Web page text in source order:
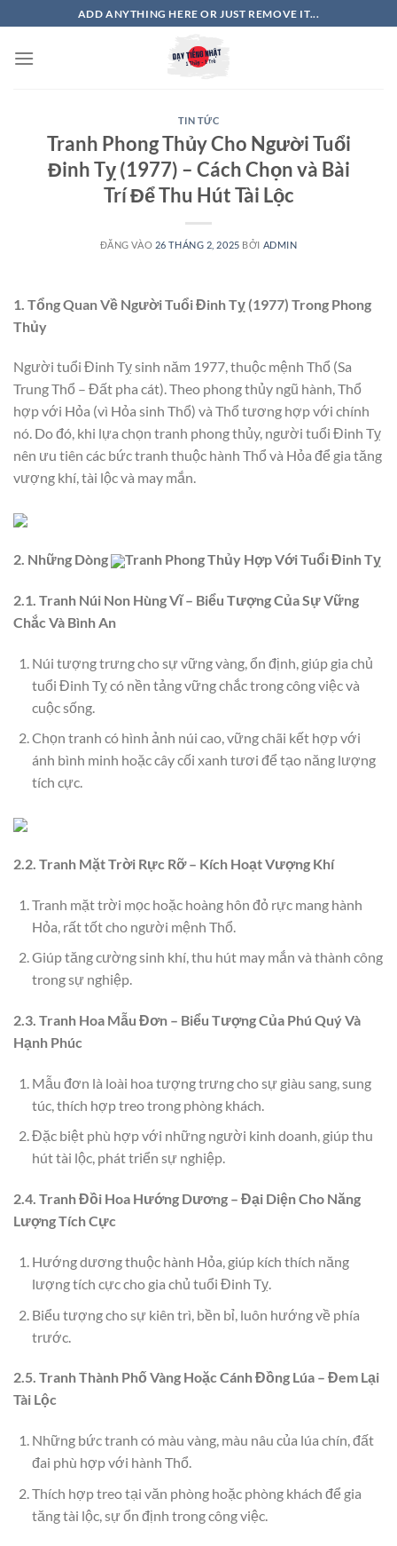
qua
nội
ADD ANYTHING HERE OR JUST REMOVE IT...
TIN TỨC
Tranh Phong Thủy Cho Người Tuổi
Đinh Tỵ (1977) – Cách Chọn và Bài
Trí Để Thu Hút Tài Lộc
ĐĂNG VÀO 26 THÁNG 2, 2025 BỞI ADMIN
1. Tổng Quan Về Người Tuổi Đinh Tỵ (1977) Trong Phong
Thủy
Người tuổi Đinh Tỵ sinh năm 1977, thuộc mệnh Thổ (Sa
Trung Thổ – Đất pha cát). Theo phong thủy ngũ hành, Thổ
hợp với Hỏa (vì Hỏa sinh Thổ) và Thổ tương hợp với chính
nó. Do đó, khi lựa chọn tranh phong thủy, người tuổi Đinh Tỵ
nên ưu tiên các bức tranh thuộc hành Thổ và Hỏa để gia tăng
vượng khí, tài lộc và may mắn.
2. Những Dòng Tranh Phong Thủy Hợp Với Tuổi Đinh Tỵ
2.1. Tranh Núi Non Hùng Vĩ – Biểu Tượng Của Sự Vững
Chắc Và Bình An
Núi tượng trưng cho sự vững vàng, ổn định, giúp gia chủ
tuổi Đinh Tỵ có nền tảng vững chắc trong công việc và
cuộc sống.
Chọn tranh có hình ảnh núi cao, vững chãi kết hợp với
ánh bình minh hoặc cây cối xanh tươi để tạo năng lượng
tích cực.
2.2. Tranh Mặt Trời Rực Rỡ – Kích Hoạt Vượng Khí
Tranh mặt trời mọc hoặc hoàng hôn đỏ rực mang hành
Hỏa, rất tốt cho người mệnh Thổ.
Giúp tăng cường sinh khí, thu hút may mắn và thành công
trong sự nghiệp.
2.3. Tranh Hoa Mẫu Đơn – Biểu Tượng Của Phú Quý Và
Hạnh Phúc
Mẫu đơn là loài hoa tượng trưng cho sự giàu sang, sung
túc, thích hợp treo trong phòng khách.
Đặc biệt phù hợp với những người kinh doanh, giúp thu
hút tài lộc, phát triển sự nghiệp.
2.4. Tranh Đồi Hoa Hướng Dương – Đại Diện Cho Năng
Lượng Tích Cực
Hướng dương thuộc hành Hỏa, giúp kích thích năng
lượng tích cực cho gia chủ tuổi Đinh Tỵ.
Biểu tượng cho sự kiên trì, bền bỉ, luôn hướng về phía
trước.
2.5. Tranh Thành Phố Vàng Hoặc Cánh Đồng Lúa – Đem Lại
Tài Lộc
Những bức tranh có màu vàng, màu nâu của lúa chín, đất
đai phù hợp với hành Thổ.
Thích hợp treo tại văn phòng hoặc phòng khách để gia
tăng tài lộc, sự ổn định trong công việc.